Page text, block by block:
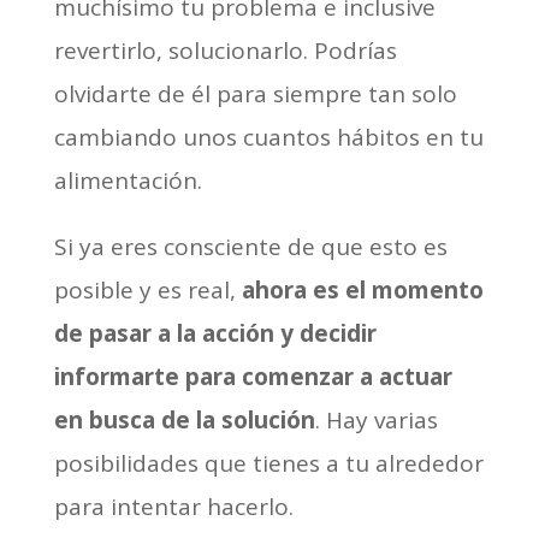
muchísimo tu problema e inclusive
revertirlo, solucionarlo. Podrías
olvidarte de él para siempre tan solo
cambiando unos cuantos hábitos en tu
alimentación.
Si ya eres consciente de que esto es
posible y es real, ahora es el momento
de pasar a la acción y decidir
informarte para comenzar a actuar
en busca de la solución. Hay varias
posibilidades que tienes a tu alrededor
para intentar hacerlo.